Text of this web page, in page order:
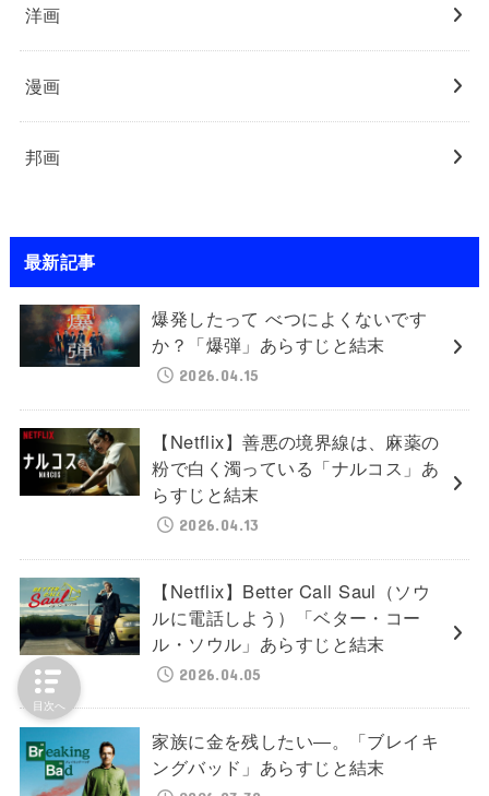
洋画
漫画
邦画
最新記事
爆発したって べつによくないです
か？「爆弾」あらすじと結末
2026.04.15
【Netflix】善悪の境界線は、麻薬の
粉で白く濁っている「ナルコス」あ
らすじと結末
2026.04.13
【Netflix】Better Call Saul（ソウ
ルに電話しよう）「ベター・コー
ル・ソウル」あらすじと結末
2026.04.05
家族に金を残したい―。「ブレイキ
ングバッド」あらすじと結末
目次へ